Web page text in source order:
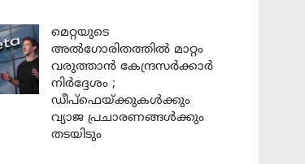
മെറ്റയുടെ
അൽഗോരിതത്തിൽ മാറ്റം
വരുത്താൻ കേന്ദ്രസർക്കാർ
നിർദ്ദേശം ;
ഡീപ്‌ഫെയ്ക്കുകൾക്കും
വ്യാജ പ്രചാരണങ്ങൾക്കും
തടയിടും